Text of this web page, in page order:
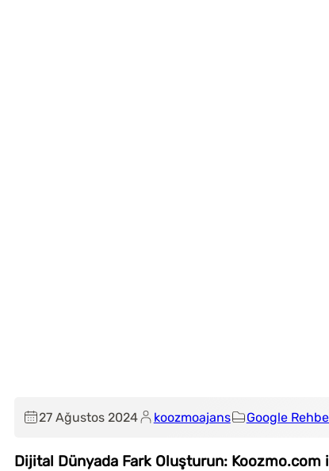
27 Ağustos 2024 koozmoajans Google
Dijital Dünyada Fark Oluşturun: Koozmo.com